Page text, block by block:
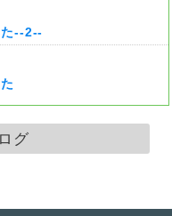
た--2--
グ